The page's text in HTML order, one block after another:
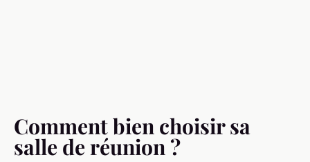
Comment bien choisir sa
salle de réunion ?